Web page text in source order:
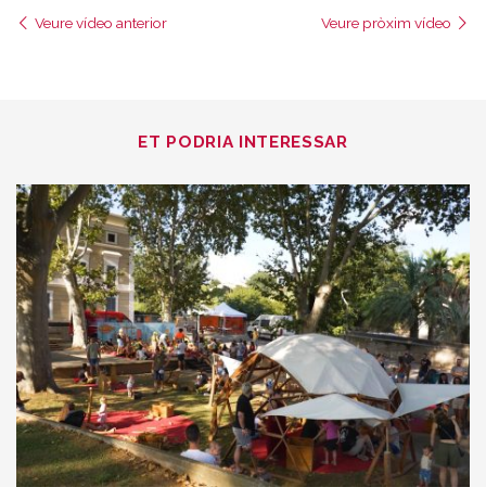
Veure vídeo anterior Veure pròxim vídeo
ET PODRIA INTERESSAR